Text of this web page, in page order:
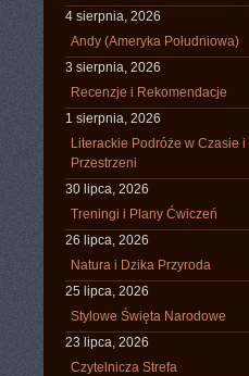
4 sierpnia, 2026
Andy (Ameryka Południowa)
3 sierpnia, 2026
Recenzje i Rekomendacje
1 sierpnia, 2026
Literackie Podróże w Czasie i
Przestrzeni
30 lipca, 2026
Treningi i Plany Ćwiczeń
26 lipca, 2026
Natura i Dzika Przyroda
25 lipca, 2026
Stylowe Święta Narodowe
23 lipca, 2026
Czytelnicza Strefa